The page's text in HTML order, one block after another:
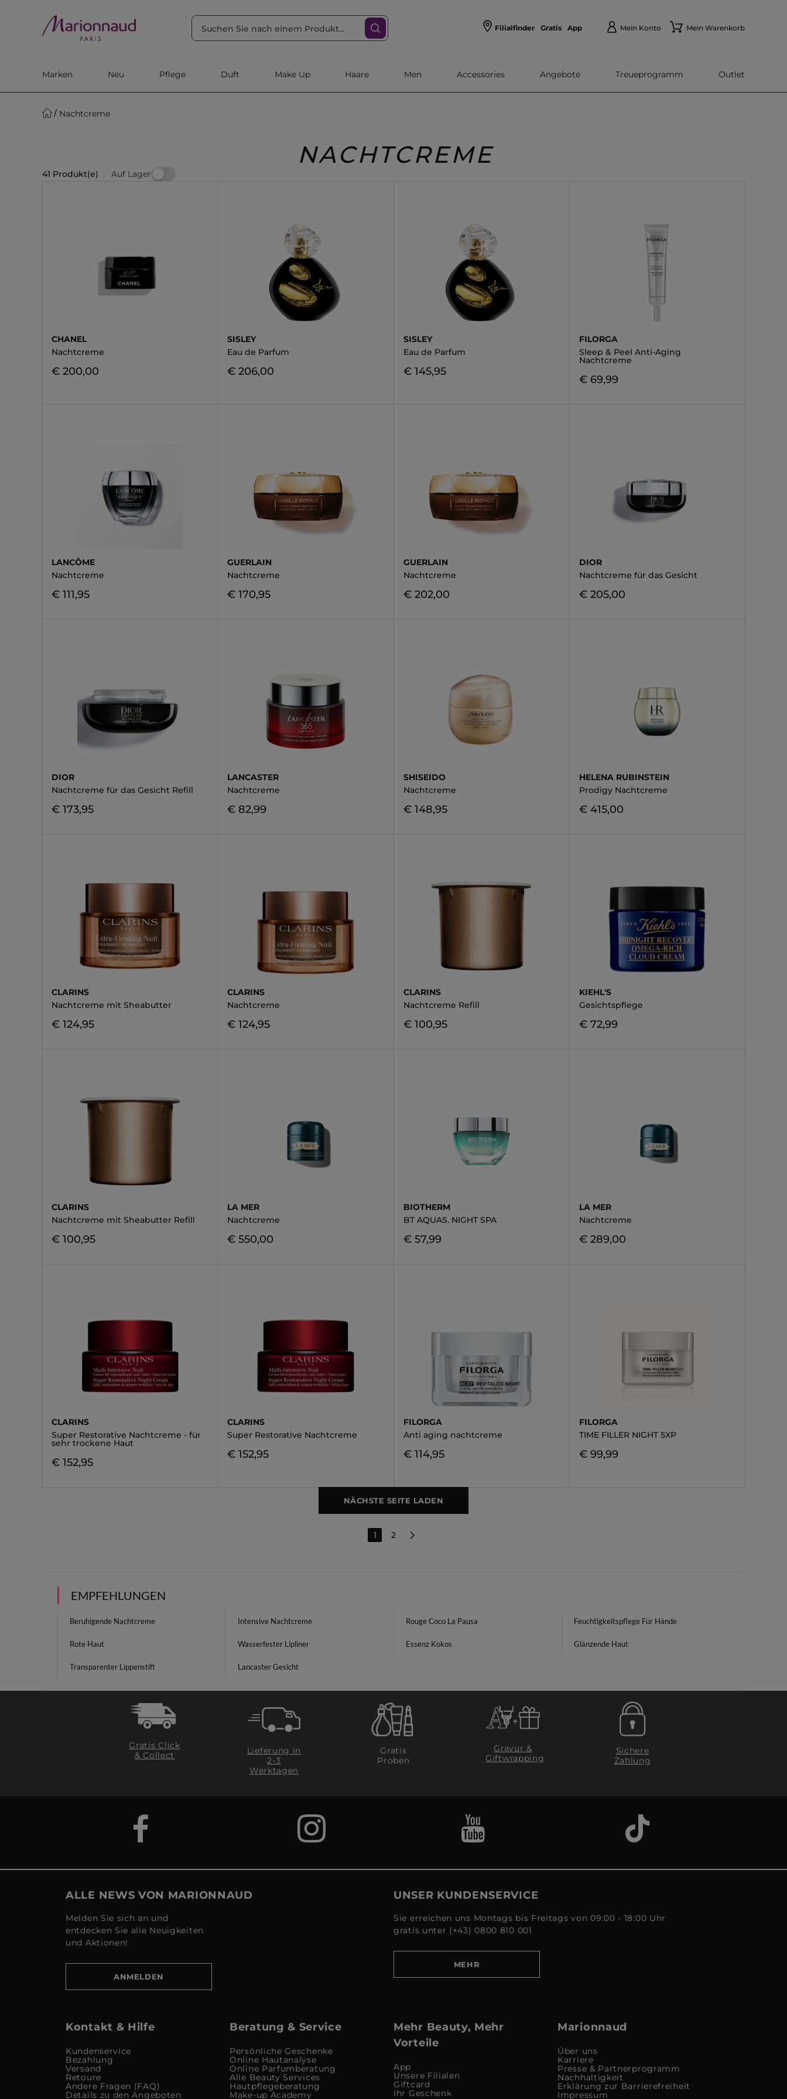
Filialfinder Gratis App Mein Konto Mein Warenkorb
Marken Neu Pflege Duft Make Up Haare Men Accessories Angebote Treueprogramm Outlet
Nachtcreme
NACHTCREME
41 Produkt(e) Auf Lager
CHANEL
Nachtcreme
€ 200,00
SISLEY
Eau de Parfum
€ 206,00
SISLEY
Eau de Parfum
€ 145,95
FILORGA
Sleep & Peel Anti-Aging
Nachtcreme
€ 69,99
LANCÔME
Nachtcreme
€ 111,95
GUERLAIN
Nachtcreme
€ 170,95
GUERLAIN
Nachtcreme
€ 202,00
DIOR
Nachtcreme für das Gesicht
€ 205,00
DIOR
Nachtcreme für das Gesicht Refill
€ 173,95
LANCASTER
Nachtcreme
€ 82,99
SHISEIDO
Nachtcreme
€ 148,95
HELENA RUBINSTEIN
Prodigy Nachtcreme
€ 415,00
CLARINS
Nachtcreme mit Sheabutter
€ 124,95
CLARINS
Nachtcreme
€ 124,95
CLARINS
Nachtcreme Refill
€ 100,95
KIEHL'S
Gesichtspflege
€ 72,99
CLARINS
Nachtcreme mit Sheabutter Refill
€ 100,95
LA MER
Nachtcreme
€ 550,00
BIOTHERM
BT AQUAS. NIGHT SPA
€ 57,99
LA MER
Nachtcreme
€ 289,00
CLARINS
Super Restorative Nachtcreme - für
sehr trockene Haut
€ 152,95
CLARINS
Super Restorative Nachtcreme
€ 152,95
FILORGA
Anti aging nachtcreme
€ 114,95
FILORGA
TIME FILLER NIGHT 5XP
€ 99,99
NÄCHSTE SEITE LADEN
1 2
EMPFEHLUNGEN
Beruhigende Nachtcreme Intensive Nachtcreme Rouge Coco La Pausa Feuchtigkeitspflege Für Hände
Rote Haut Wasserfester Lipliner Essenz Kokos Glänzende Haut
Transparenter Lippenstift Lancaster Gesicht
Gratis Click
& Collect
Lieferung in
2-3
Werktagen
Gratis
Proben
Gravur &
Giftwrapping
Sichere
Zahlung
ALLE NEWS VON MARIONNAUD
Melden Sie sich an und
entdecken Sie alle Neuigkeiten
und Aktionen!
ANMELDEN
UNSER KUNDENSERVICE
Sie erreichen uns Montags bis Freitags von 09:00 - 18:00 Uhr
gratis unter (+43) 0800 810 001
MEHR
Kontakt & Hilfe
Kundenservice
Bezahlung
Versand
Retoure
Andere Fragen (FAQ)
Details zu den Angeboten
Beratung & Service
Persönliche Geschenke
Online Hautanalyse
Online Parfumberatung
Alle Beauty Services
Hautpflegeberatung
Make-up Academy
Mehr Beauty, Mehr
Vorteile
App
Unsere Filialen
Giftcard
Ihr Geschenk
Marionnaud
Über uns
Karriere
Presse & Partnerprogramm
Nachhaltigkeit
Erklärung zur Barrierefreiheit
Impressum